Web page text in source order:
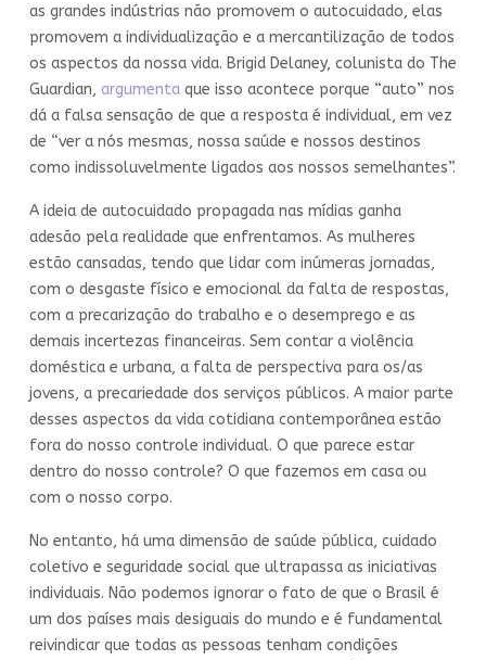
as grandes indústrias não promovem o autocuidado, elas
promovem a individualização e a mercantilização de todos
os aspectos da nossa vida. Brigid Delaney, colunista do The
Guardian, argumenta que isso acontece porque “auto” nos
dá a falsa sensação de que a resposta é individual, em vez
de “ver a nós mesmas, nossa saúde e nossos destinos
como indissoluvelmente ligados aos nossos semelhantes”.
A ideia de autocuidado propagada nas mídias ganha
adesão pela realidade que enfrentamos. As mulheres
estão cansadas, tendo que lidar com inúmeras jornadas,
com o desgaste físico e emocional da falta de respostas,
com a precarização do trabalho e o desemprego e as
demais incertezas financeiras. Sem contar a violência
doméstica e urbana, a falta de perspectiva para os/as
jovens, a precariedade dos serviços públicos. A maior parte
desses aspectos da vida cotidiana contemporânea estão
fora do nosso controle individual. O que parece estar
dentro do nosso controle? O que fazemos em casa ou
com o nosso corpo.
No entanto, há uma dimensão de saúde pública, cuidado
coletivo e seguridade social que ultrapassa as iniciativas
individuais. Não podemos ignorar o fato de que o Brasil é
um dos países mais desiguais do mundo e é fundamental
reivindicar que todas as pessoas tenham condições